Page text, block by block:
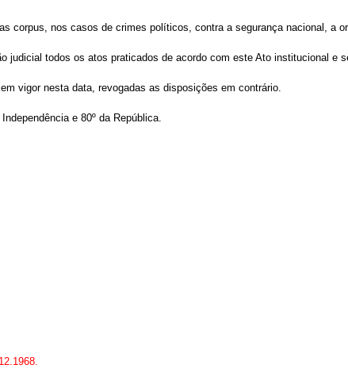
corpus, nos casos de crimes políticos, contra a segurança nacional, a
judicial todos os atos praticados de acordo com este Ato institucional e
vigor nesta data, revogadas as disposições em contrário.
e 80º da República.